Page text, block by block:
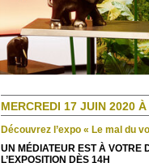
MERCREDI 17 JUIN 2020
Découvrez l’expo « Le mal du
UN MÉDIATEUR EST À VOTRE
L’EXPOSITION DÈS 14H